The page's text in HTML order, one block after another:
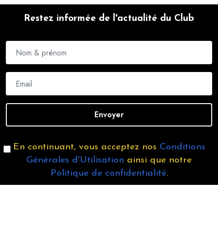
Restez informée de l'actualité du Club
Envoyer
En continuant, vous acceptez nos Conditions
Générales d'Utilisation ainsi que notre
Politique de confidentialité.